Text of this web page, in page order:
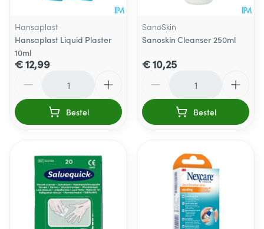
Hansaplast
Hansaplast Liquid Plaster
10ml
€ 12,99
Bestel
SanoSkin
Sanoskin Cleanser 250ml
€ 10,25
Bestel